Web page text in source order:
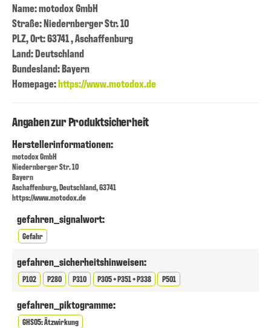
Name: motodox GmbH
Straße: Niedernberger Str. 10
PLZ, Ort: 63741 , Aschaffenburg
Land: Deutschland
Bundesland: Bayern
Homepage:https://www.motodox.de
Angaben zur Produktsicherheit
Herstellerinformationen:
motodox GmbH
Niedernberger Str. 10
Bayern
Aschaffenburg, Deutschland, 63741
https://www.motodox.de
gefahren_signalwort:
Gefahr
gefahren_sicherheitshinweisen:
P102 P280 P310 P305 + P351 + P338 P501
gefahren_piktogramme:
GHS05: Ätzwirkung